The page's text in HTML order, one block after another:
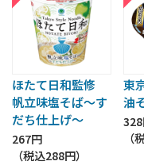
ほたて日和監修
帆立味塩そば～す
だち仕上げ～
267円
（税込288円）
東
油
（